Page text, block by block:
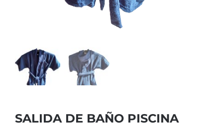
SALIDA DE BAÑO PISCINA